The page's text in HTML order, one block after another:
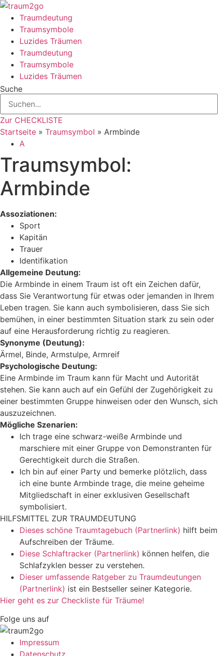
Zum
Inhalt
springen
Traumdeutung
Traumsymbole
Luzides Träumen
Traumdeutung
Traumsymbole
Luzides Träumen
Suche
Zur CHECKLISTE
Startseite » Traumsymbol » Armbinde
A
Traumsymbol:
Armbinde
Assoziationen:
Sport
Kapitän
Trauer
Identifikation
Allgemeine Deutung:
Die Armbinde in einem Traum ist oft ein Zeichen dafür,
dass Sie Verantwortung für etwas oder jemanden in Ihrem
Leben tragen. Sie kann auch symbolisieren, dass Sie sich
bemühen, in einer bestimmten Situation stark zu sein oder
auf eine Herausforderung richtig zu reagieren.
Synonyme (Deutung):
Ärmel, Binde, Armstulpe, Armreif
Psychologische Deutung:
Eine Armbinde im Traum kann für Macht und Autorität
stehen. Sie kann auch auf ein Gefühl der Zugehörigkeit zu
einer bestimmten Gruppe hinweisen oder den Wunsch, sich
auszuzeichnen.
Mögliche Szenarien:
Ich trage eine schwarz-weiße Armbinde und
marschiere mit einer Gruppe von Demonstranten für
Gerechtigkeit durch die Straßen.
Ich bin auf einer Party und bemerke plötzlich, dass
ich eine bunte Armbinde trage, die meine geheime
Mitgliedschaft in einer exklusiven Gesellschaft
symbolisiert.
HILFSMITTEL ZUR TRAUMDEUTUNG
Dieses schöne Traumtagebuch (Partnerlink) hilft beim
Aufschreiben der Träume.
Diese Schlaftracker (Partnerlink) können helfen, die
Schlafzyklen besser zu verstehen.
Dieser umfassende Ratgeber zu Traumdeutungen
(Partnerlink) ist ein Bestseller seiner Kategorie.
Hier geht es zur Checkliste für Träume!
Folge uns auf
Impressum